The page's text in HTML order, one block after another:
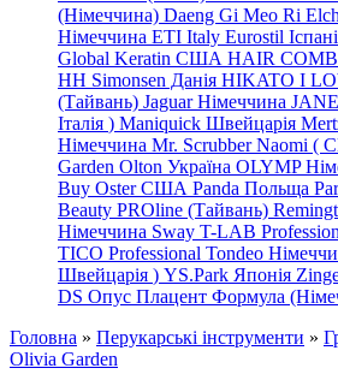
(Німеччина) Daeng Gi Meo Ri
Німеччина ETI Italy Eurostil
Global Keratin США HAIR COMB
HH Simonsen Данія HIKATO I
(Тайвань) Jaguar Німеччина
Італія ) Maniquick Швейцарія
Німеччина Mr. Scrubber Naomi (
Garden Olton Україна OLYMP
Buy Oster США Panda Польща
Beauty PROline (Тайвань)
Німеччина Sway T-LAB
TICO Professional Tondeo
Швейцарія ) YS.Park Японія
DS Опус Плацент Формула
Головна » Перукарські інструменти »
Olivia Garden